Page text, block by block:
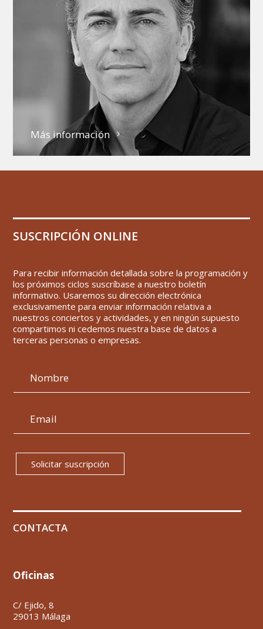
Más información
SUSCRIPCIÓN ONLINE
Para recibir información detallada sobre la programación y
los próximos ciclos suscríbase a nuestro boletín
informativo. Usaremos su dirección electrónica
exclusivamente para enviar información relativa a
nuestros conciertos y actividades, y en ningún supuesto
compartimos ni cedemos nuestra base de datos a
terceras personas o empresas.
Solicitar suscripción
CONTACTA
Oficinas
C/ Ejido, 8
29013 Málaga